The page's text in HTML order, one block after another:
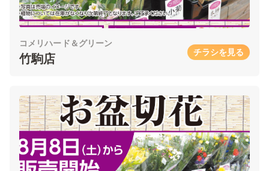
コメリハード＆グリーン
竹駒店 チラシを見る